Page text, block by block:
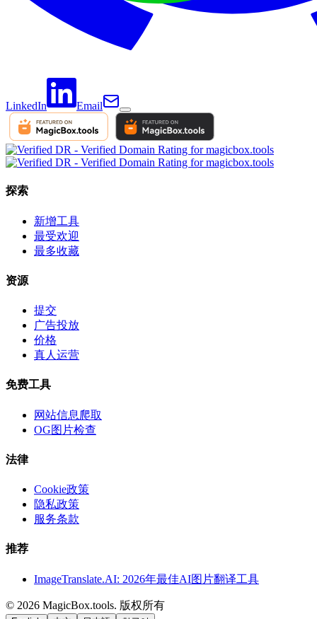
LinkedIn Email
探索
新增工具
最受欢迎
最多收藏
资源
提交
广告投放
价格
真人运营
免费工具
网站信息爬取
OG图片检查
法律
Cookie政策
隐私政策
服务条款
推荐
ImageTranslate.AI: 2026年最佳AI图片翻译工具
© 2026 MagicBox.tools. 版权所有